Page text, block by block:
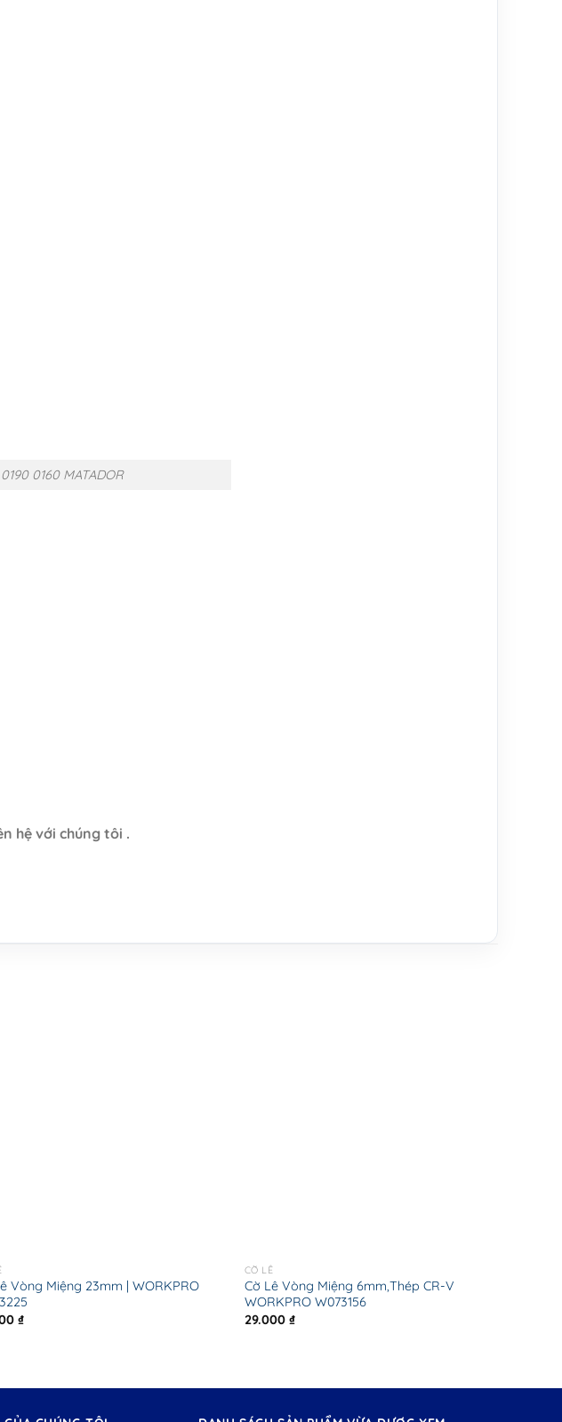
0160 MATADOR
hệ với chúng tôi .
Vòng Miệng 23mm | WORKPRO
₫
CỜ LÊ
Cờ Lê Vòng Miệng 6mm,Thép CR-V
WORKPRO W073156
29.000 ₫